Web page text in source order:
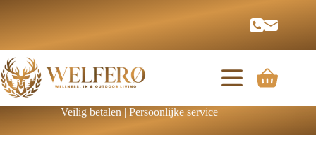
Veilig betalen | Persoonlijke service